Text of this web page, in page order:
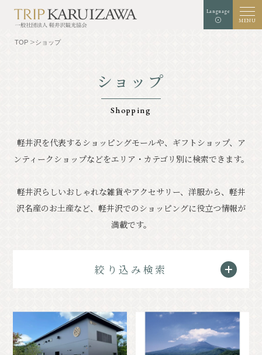
Language
MENU
黒 青
文字
TOP
軽井沢を知る
⾃然
グルメ
体験・アート
ショップ
イベント情報
お知らせ アクセス
パンフレット⼀覧
フォトギャラリー
その他の協会員
TOP ショップ
ショップ
Shopping
軽井沢を代表するショッピングモールや、ギフトショップ、ア
ンティークショップなどをエリア・カテゴリ別に検索できます。
軽井沢らしいおしゃれな雑貨やアクセサリー、洋服から、軽井
沢名産のお土産など、 軽井沢でのショッピングに役立つ情報が
満載です。
絞り込み検索